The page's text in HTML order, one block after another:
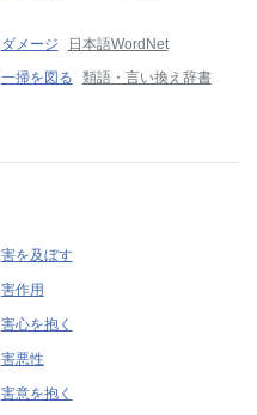
ダメージ
日本語WordNet
一掃を図る 類語・言い換え辞書
害を及ぼす
害作用
害心を抱く
害悪性
害意を抱く